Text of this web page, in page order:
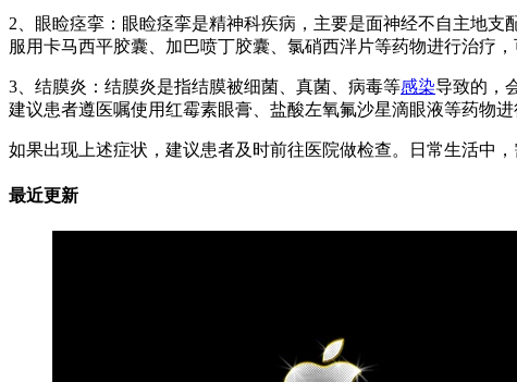
2、眼睑痉挛：眼睑痉挛是精神科疾病，主要是面神经不自主地
服用卡马西平胶囊、加巴喷丁胶囊、氯硝西泮片等药物进行治疗，
3、结膜炎：结膜炎是指结膜被细菌、真菌、病毒等感染导致的，
建议患者遵医嘱使用红霉素眼膏、盐酸左氧氟沙星滴眼液等药物进
如果出现上述症状，建议患者及时前往医院做检查。日常生活中
最近更新